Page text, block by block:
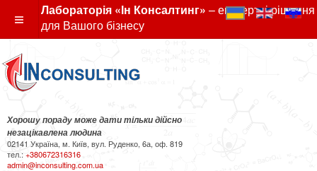
Лабораторія «Ін Консалтинг» – експертні рішення
для Вашого бізнесу
Хорошу пораду може дати тільки дійсно
незацікавлена людина
02141 Україна, м. Київ, вул. Руденко, 6а, оф. 819
тел.: +380672316316
admin@inconsulting.com.ua